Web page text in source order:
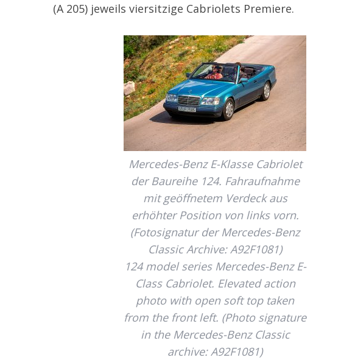
(A 205) jeweils viersitzige Cabriolets Premiere.
Mercedes-Benz E-Klasse Cabriolet
der Baureihe 124. Fahraufnahme
mit geöffnetem Verdeck aus
erhöhter Position von links vorn.
(Fotosignatur der Mercedes-Benz
Classic Archive: A92F1081)
124 model series Mercedes-Benz E-
Class Cabriolet. Elevated action
photo with open soft top taken
from the front left. (Photo signature
in the Mercedes-Benz Classic
archive: A92F1081)